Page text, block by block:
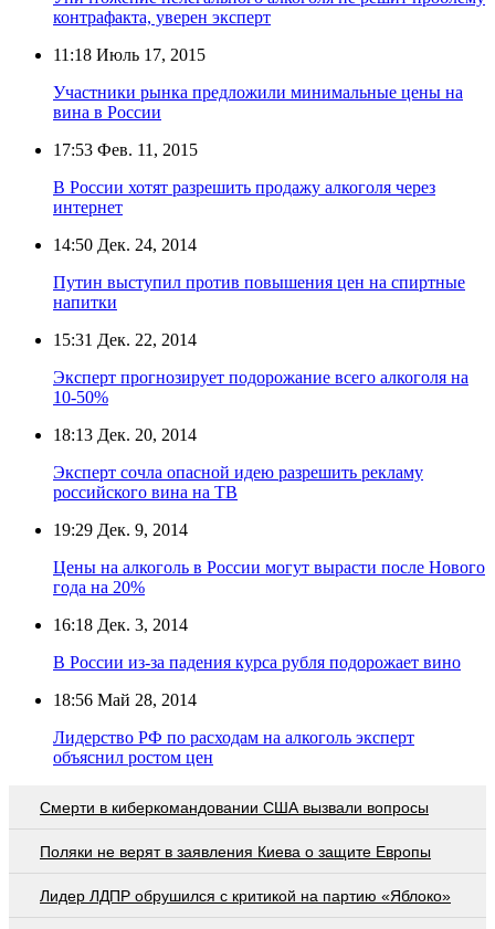
контрафакта, уверен эксперт
11:18 Июль 17, 2015
Участники рынка предложили минимальные цены на
вина в России
17:53 Фев. 11, 2015
В России хотят разрешить продажу алкоголя через
интернет
14:50 Дек. 24, 2014
Путин выступил против повышения цен на спиртные
напитки
15:31 Дек. 22, 2014
Эксперт прогнозирует подорожание всего алкоголя на
10-50%
18:13 Дек. 20, 2014
Эксперт сочла опасной идею разрешить рекламу
российского вина на ТВ
19:29 Дек. 9, 2014
Цены на алкоголь в России могут вырасти после Нового
года на 20%
16:18 Дек. 3, 2014
В России из-за падения курса рубля подорожает вино
18:56 Май 28, 2014
Лидерство РФ по расходам на алкоголь эксперт
объяснил ростом цен
Смерти в киберкомандовании США вызвали вопросы
Поляки не верят в заявления Киева о защите Европы
Лидер ЛДПР обрушился с критикой на партию «Яблоко»